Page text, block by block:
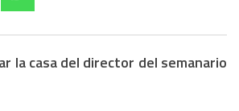
la casa del director del semanario